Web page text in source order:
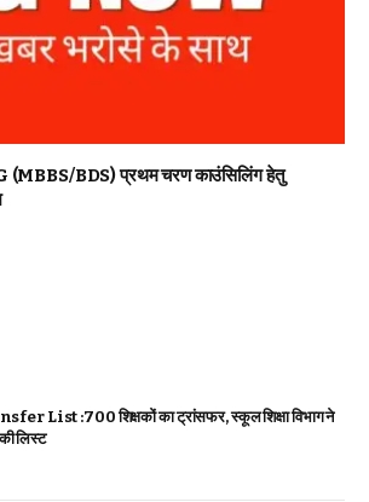
(MBBS/BDS) प्रथम चरण काउंसिलिंग हेतु
List :700 शिक्षकों का ट्रांसफर, स्कूल शिक्षा विभाग ने
लिस्ट